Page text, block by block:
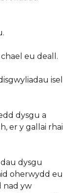
eu deall.
isel
dysgu a
er y gallai rhai
dysgu
oherwydd eu
nad yw